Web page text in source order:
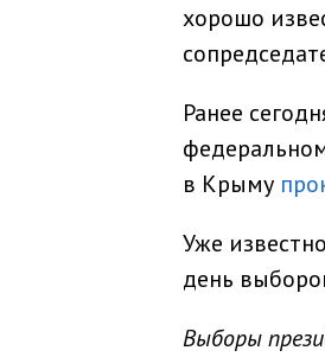
хорошо
Ранее
в Крыму
Уже
день
Выборы